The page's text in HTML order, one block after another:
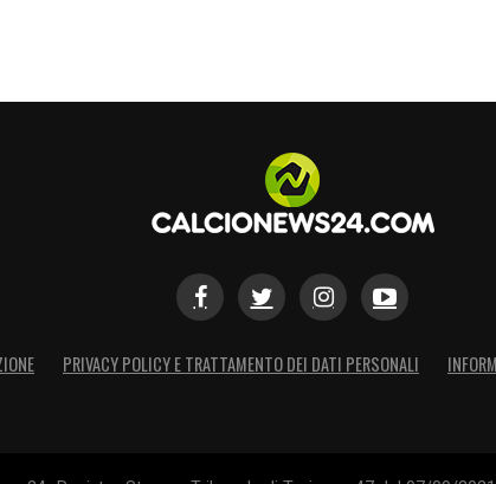
PRIVACY POLICY E TRATTAMENTO DEI DATI PERSONALI